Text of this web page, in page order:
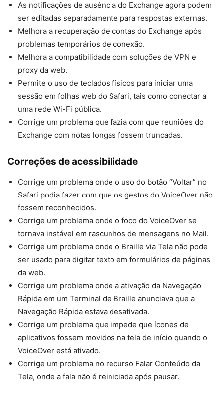
As notificações de ausência do Exchange agora podem
ser editadas separadamente para respostas externas.
Melhora a recuperação de contas do Exchange após
problemas temporários de conexão.
Melhora a compatibilidade com soluções de VPN e
proxy da web.
Permite o uso de teclados físicos para iniciar uma
sessão em folhas web do Safari, tais como conectar a
uma rede Wi-Fi pública.
Corrige um problema que fazia com que reuniões do
Exchange com notas longas fossem truncadas.
Correções de acessibilidade
Corrige um problema onde o uso do botão “Voltar” no
Safari podia fazer com que os gestos do VoiceOver não
fossem reconhecidos.
Corrige um problema onde o foco do VoiceOver se
tornava instável em rascunhos de mensagens no Mail.
Corrige um problema onde o Braille via Tela não pode
ser usado para digitar texto em formulários de páginas
da web.
Corrige um problema onde a ativação da Navegação
Rápida em um Terminal de Braille anunciava que a
Navegação Rápida estava desativada.
Corrige um problema que impede que ícones de
aplicativos fossem movidos na tela de início quando o
VoiceOver está ativado.
Corrige um problema no recurso Falar Conteúdo da
Tela, onde a fala não é reiniciada após pausar.